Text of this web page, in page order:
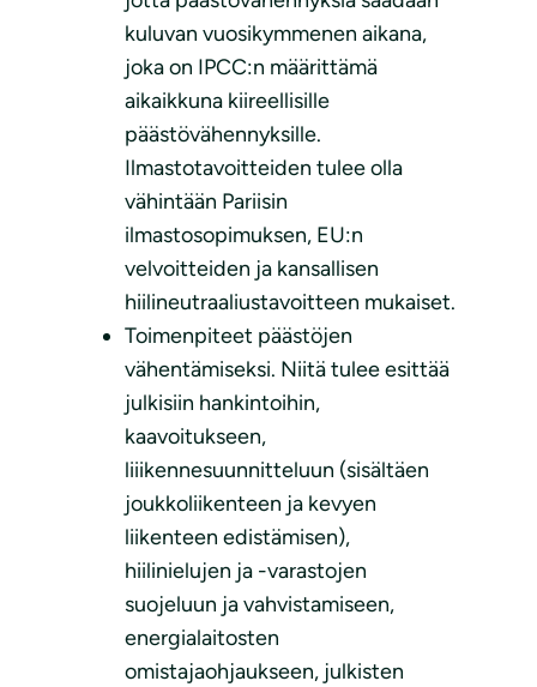
kuluvan vuosikymmenen aikana,
joka on IPCC:n määrittämä
aikaikkuna kiireellisille
päästövähennyksille.
Ilmastotavoitteiden tulee olla
vähintään Pariisin
ilmastosopimuksen, EU:n
velvoitteiden ja kansallisen
hiilineutraaliustavoitteen mukaiset.
Toimenpiteet päästöjen
vähentämiseksi. Niitä tulee esittää
julkisiin hankintoihin,
kaavoitukseen,
liiikennesuunnitteluun (sisältäen
joukkoliikenteen ja kevyen
liikenteen edistämisen),
hiilinielujen ja -varastojen
suojeluun ja vahvistamiseen,
energialaitosten
omistajaohjaukseen, julkisten